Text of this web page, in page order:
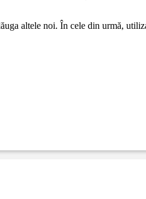
altele noi. În cele din urmă,